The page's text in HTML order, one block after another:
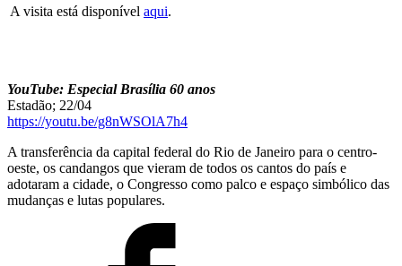
A visita está disponível aqui.
YouTube: Especial Brasília 60 anos
Estadão; 22/04
https://youtu.be/g8nWSOlA7h4
A transferência da capital federal do Rio de Janeiro para o centro-
oeste, os candangos que vieram de todos os cantos do país e
adotaram a cidade, o Congresso como palco e espaço simbólico das
mudanças e lutas populares.